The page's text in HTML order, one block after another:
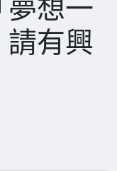
夢想一
請有興